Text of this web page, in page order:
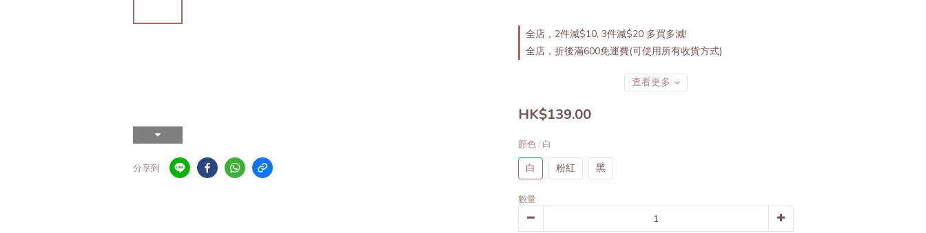
分享到
全店，2件減$10, 3件減$20 多買多減!
全店，折後滿600免運費(可使用所有收貨方式)
查看更多
HK$139.00
顏色 : 白
白 粉紅 黑
數量